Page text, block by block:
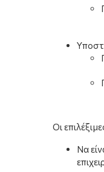
Οι
Να